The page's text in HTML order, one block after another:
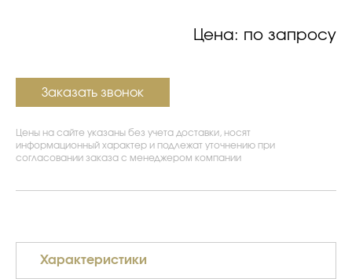
Цена: по запросу
Заказать звонок
Цены на сайте указаны без учета доставки, носят
информационный характер и подлежат уточнению при
согласовании заказа с менеджером компании
Характеристики